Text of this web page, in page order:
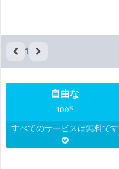
1
自由な
100%
すべてのサービスは無料です